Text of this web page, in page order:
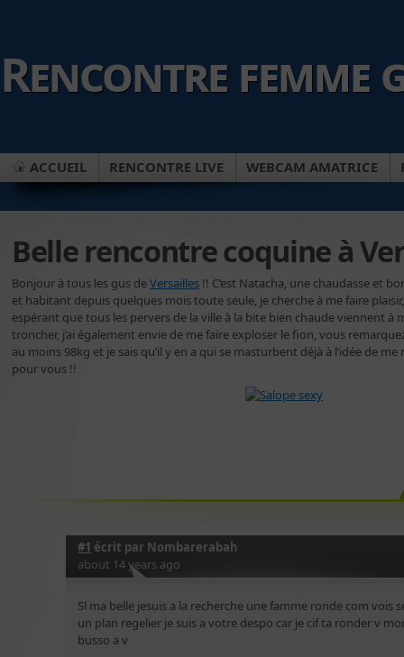
Rencontre femme
ACCUEIL RENCONTRE LIVE WEBCAM AMATRICE
Belle rencontre coquine à
Bonjour à tous les gus deVersailles !! C’est Natacha, une chaudasse et
et habitant depuis quelques mois toute seule, je cherche à me faire
espérant que tous les pervers de la ville à la bite bien chaude viennent à
troncher, j’ai également envie de me faire exploser le fion, vous
au moins 98kg et je sais qu’il y en a qui se masturbent déjà à l’idée de
pour vous !!
#1 écrit par Nombarerabah
about 14 years ago
Sl ma belle jesuis a la recherche une famme ronde com vois
un plan regelier je suis a votre despo car je cif ta ronder v
busso a v